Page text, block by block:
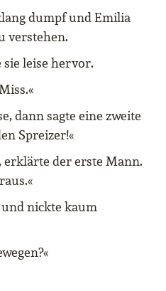
dumpf und Emilia
verstehen.
sie leise hervor.
dann sagte eine zweite
Spreizer!«
erklärte der erste Mann.
nickte kaum